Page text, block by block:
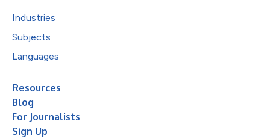
Industries
Subjects
Languages
Resources
Blog
For Journalists
Sign Up